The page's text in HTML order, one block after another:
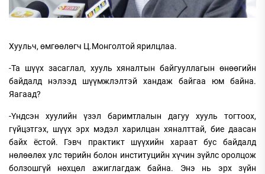
Хуульч, өмгөөлөгч Ц.Монголтой ярилцлаа.
-Та шүүх засаглал, хууль хяналтын байгууллагын өнөөгийн
байдалд нэлээд шүүмжлэлтэй хандаж байгаа юм байна.
Яагаад?
-Үндсэн хуулийн үзэл баримтлалын дагуу хууль тогтоох,
гүйцэтгэх, шүүх эрх мэдэл харилцан хяналттай, бие даасан
байх ёстой. Гэвч практикт шүүхийн хараат бус байдалд
нөлөөлөх улс төрийн болон институцийн хүчин зүйлс оролцож
болзошгүй нөхцөл ажиглагдаж байна. Энэ нь эрх зүйн